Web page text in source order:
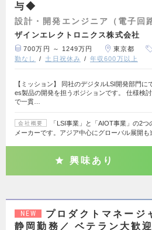
与◆
設計・開発エンジニア（電子回
ザインエレクトロニクス株式会社
700万円 ～ 1249万円 東京都
勤なし
土日祝休み 年収600万以上
【ミッション】 同社のデジタルLSI開発部門に
es製品の開発を担うポジションです。 仕様検
で一貫…
会社概要
「LSI事業」と「AIOT事業」の2
メーカーです。アジア中心にグローバル展開も
興味あり
NEW
プロダクトマネージ
静岡勤務／ ベテラン大歓